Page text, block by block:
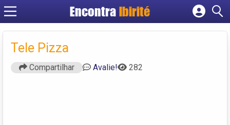
EncontraIbirité
Cadastrar empresa
Tele Pizza
Compartilhar Avalie! 282